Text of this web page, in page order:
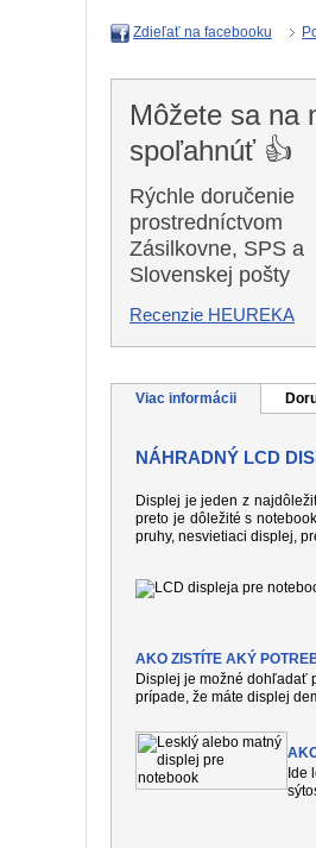
Zdieľať na facebooku
Môžete sa na
spoľahnúť 👍
Rýchle doručenie
prostredníctvom
Zásilkovne, SPS a
Slovenskej pošty
Recenzie HEUREKA
Viac informácii
NÁHRADNÝ LCD
Displej je jeden z
preto je dôležité s
pruhy, nesvietiaci displej,
AKO ZISTÍTE AKÝ
Displej je možné dohľadať
prípade, že máte displej
Ide